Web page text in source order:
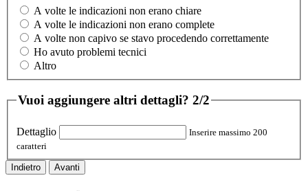
A volte le indicazioni non erano chiare
A volte le indicazioni non erano complete
A volte non capivo se stavo procedendo correttamente
Ho avuto problemi tecnici
Altro
Vuoi aggiungere altri dettagli? 2/2
Dettaglio
Inserire massimo 200
caratteri
Indietro Avanti